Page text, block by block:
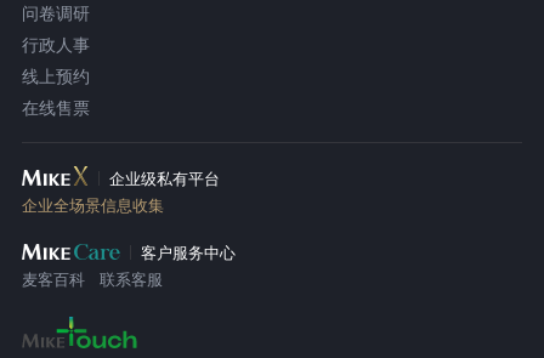
问卷调研
行政人事
线上预约
在线售票
企业级私有平台
企业全场景信息收集
客户服务中心
麦客百科
联系客服